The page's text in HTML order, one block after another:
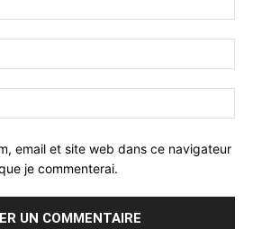
email et site web dans ce navigateur
je commenterai.